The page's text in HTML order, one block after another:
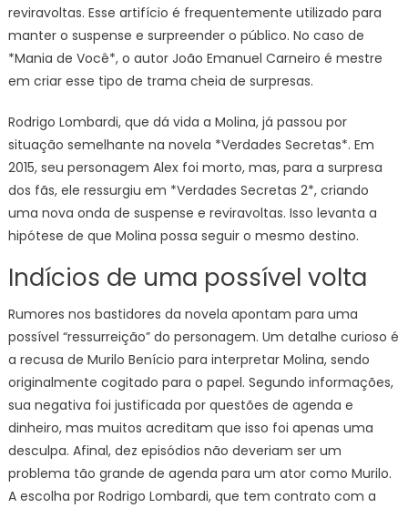
reviravoltas. Esse artifício é frequentemente utilizado para
manter o suspense e surpreender o público. No caso de
*Mania de Você*, o autor João Emanuel Carneiro é mestre
em criar esse tipo de trama cheia de surpresas.
Rodrigo Lombardi, que dá vida a Molina, já passou por
situação semelhante na novela *Verdades Secretas*. Em
2015, seu personagem Alex foi morto, mas, para a surpresa
dos fãs, ele ressurgiu em *Verdades Secretas 2*, criando
uma nova onda de suspense e reviravoltas. Isso levanta a
hipótese de que Molina possa seguir o mesmo destino.
Indícios de uma possível volta
Rumores nos bastidores da novela apontam para uma
possível “ressurreição” do personagem. Um detalhe curioso é
a recusa de Murilo Benício para interpretar Molina, sendo
originalmente cogitado para o papel. Segundo informações,
sua negativa foi justificada por questões de agenda e
dinheiro, mas muitos acreditam que isso foi apenas uma
desculpa. Afinal, dez episódios não deveriam ser um
problema tão grande de agenda para um ator como Murilo.
A escolha por Rodrigo Lombardi, que tem contrato com a